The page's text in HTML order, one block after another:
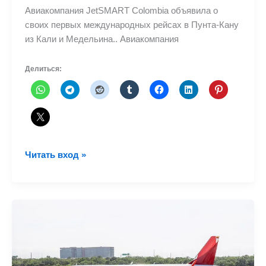
Авиакомпания JetSMART Colombia объявила о
своих первых международных рейсах в Пунта-Кану
из Кали и Медельина.. Авиакомпания
Делиться:
JetSMART
маршрутов
Читать вход »